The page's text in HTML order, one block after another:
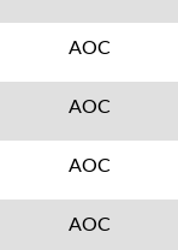
AOC
AOC
AOC
AOC